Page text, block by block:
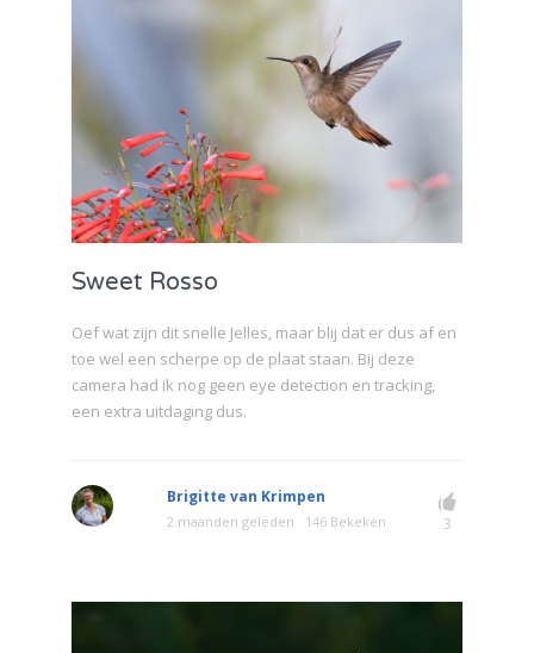
Sweet Rosso
Oef wat zijn dit snelle Jelles, maar blij dat er dus af en
toe wel een scherpe op de plaat staan. Bij deze
camera had ik nog geen eye detection en tracking,
een extra uitdaging dus.
Brigitte van Krimpen
2 maanden geleden 146 Bekeken 3